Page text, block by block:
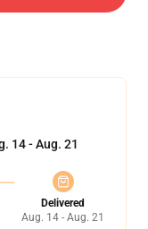
14 - Aug. 21
Delivered
Aug. 14 - Aug. 21